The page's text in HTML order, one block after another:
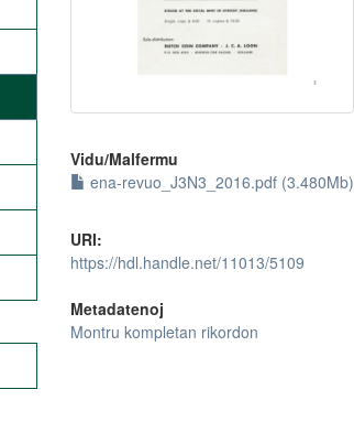
Vidu/Malfermu
ena-revuo_J3N3_2016.pdf (3.480Mb)
URI:
https://hdl.handle.net/11013/5109
Metadatenoj
Montru kompletan rikordon